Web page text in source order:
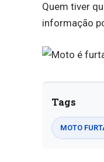
Quem tiver
informação
Tags
MOTO